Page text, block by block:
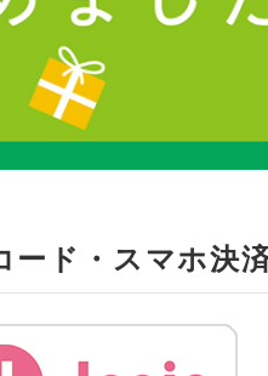
ード・スマホ決